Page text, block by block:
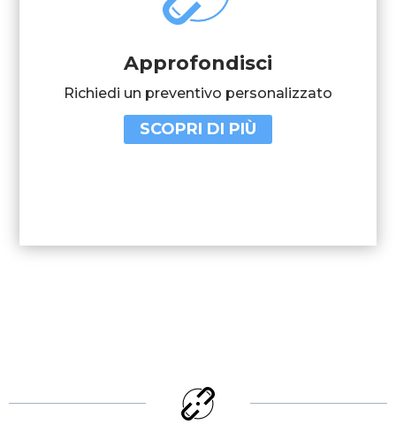
Approfondisci
Richiedi un preventivo personalizzato
SCOPRI DI PIÙ